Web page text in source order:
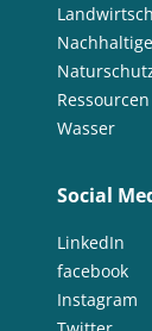
Ressourcen
Wasser
Social
LinkedIn
facebook
Instagram